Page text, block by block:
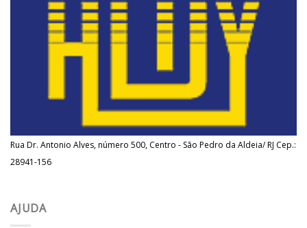
Rua Dr. Antonio Alves, número 500, Centro - São Pedro da Aldeia/ RJ Cep.:
28941-156
AJUDA